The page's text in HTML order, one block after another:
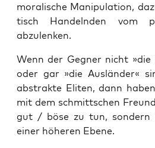
mora­li­sche Mani­pu­la­ti­on,
tisch Han­deln­den vom
abzulenken.
Wenn der Geg­ner nicht »die
oder gar »die Aus­län­der«
abs­trak­te Eli­ten, dann
mit dem schmitt­schen
gut / böse zu tun, son­dern
einer höhe­ren Ebene.